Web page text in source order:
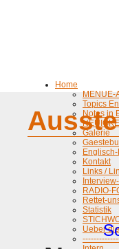
Home
MENUE-
Topics
Notes in
Galerie
Kontakt
Links /
RADIO-
Rettet-
Statistik
Ueber